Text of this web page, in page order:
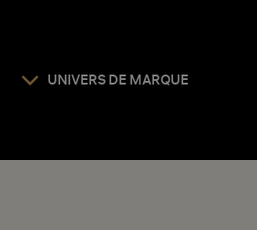
UNIVERS DE MARQUE